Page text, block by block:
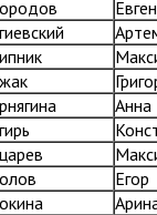
Анна
Егор